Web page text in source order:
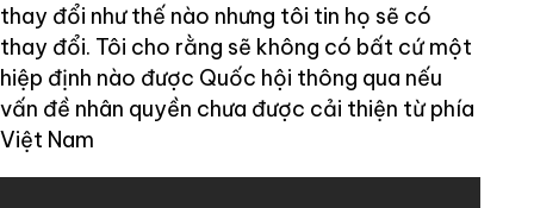
thay đổi như thế nào nhưng tôi tin họ sẽ có
thay đổi. Tôi cho rằng sẽ không có bất cứ một
hiệp định nào được Quốc hội thông qua nếu
vấn đề nhân quyền chưa được cải thiện từ phía
Việt Nam